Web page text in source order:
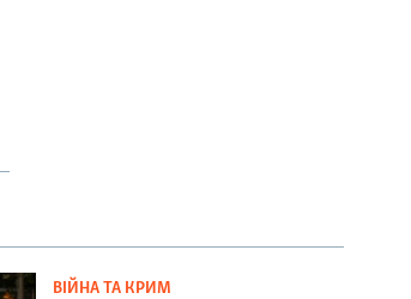
ВІЙНА ТА КРИМ